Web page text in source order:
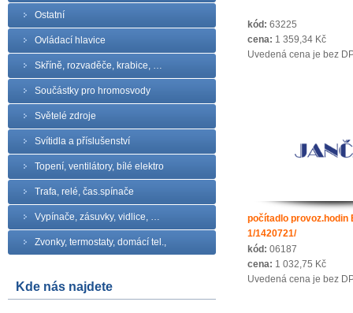
Ostatní
Ovládací hlavice
Skříně, rozvaděče, krabice, …
Součástky pro hromosvody
Světelé zdroje
Svítidla a příslušenství
Topení, ventilátory, bílé elektro
Trafa, relé, čas.spínače
Vypínače, zásuvky, vidlice, …
Zvonky, termostaty, domácí tel.,
Kde nás najdete
kód: 63225
cena: 1 359,34 Kč
Uvedená cena je bez
počítadlo provoz.hodin
1/1420721/
kód: 06187
cena: 1 032,75 Kč
Uvedená cena je bez